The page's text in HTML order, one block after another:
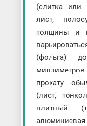
(слитка или
лист,
толщины и
(фольга)
прокату
(лист,
плитный
алюминиевая